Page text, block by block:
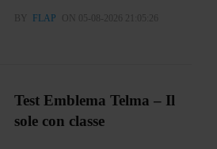
BY FLAP ON 05-08-2026 21:05:26
Test Emblema Telma – Il
sole con classe